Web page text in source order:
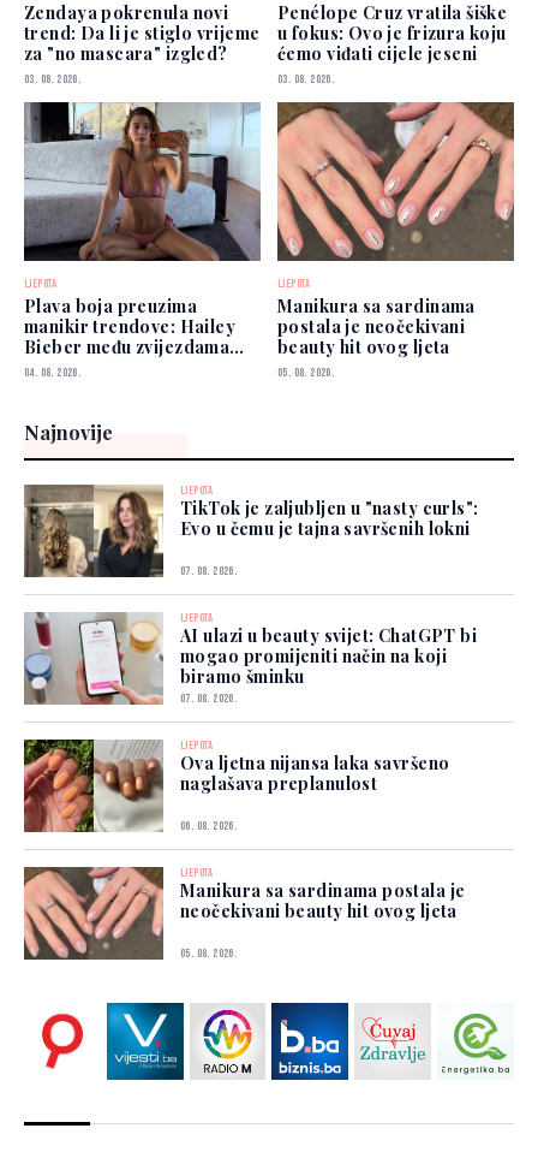
Zendaya pokrenula novi
trend: Da li je stiglo vrijeme
za "no mascara" izgled?
03. 08. 2026.
Penélope Cruz vratila šiške
u fokus: Ovo je frizura koju
ćemo viđati cijele jeseni
03. 08. 2026.
LJEPOTA
Plava boja preuzima
manikir trendove: Hailey
Bieber među zvijezdama
koje je već nose
04. 08. 2026.
LJEPOTA
Manikura sa sardinama
postala je neočekivani
beauty hit ovog ljeta
05. 08. 2026.
Najnovije
LJEPOTA
TikTok je zaljubljen u "nasty curls":
Evo u čemu je tajna savršenih lokni
07. 08. 2026.
LJEPOTA
AI ulazi u beauty svijet: ChatGPT bi
mogao promijeniti način na koji
biramo šminku
07. 08. 2026.
LJEPOTA
Ova ljetna nijansa laka savršeno
naglašava preplanulost
06. 08. 2026.
LJEPOTA
Manikura sa sardinama postala je
neočekivani beauty hit ovog ljeta
05. 08. 2026.